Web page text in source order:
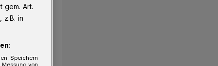
gem. Art.
z.B. in
Speichern
von